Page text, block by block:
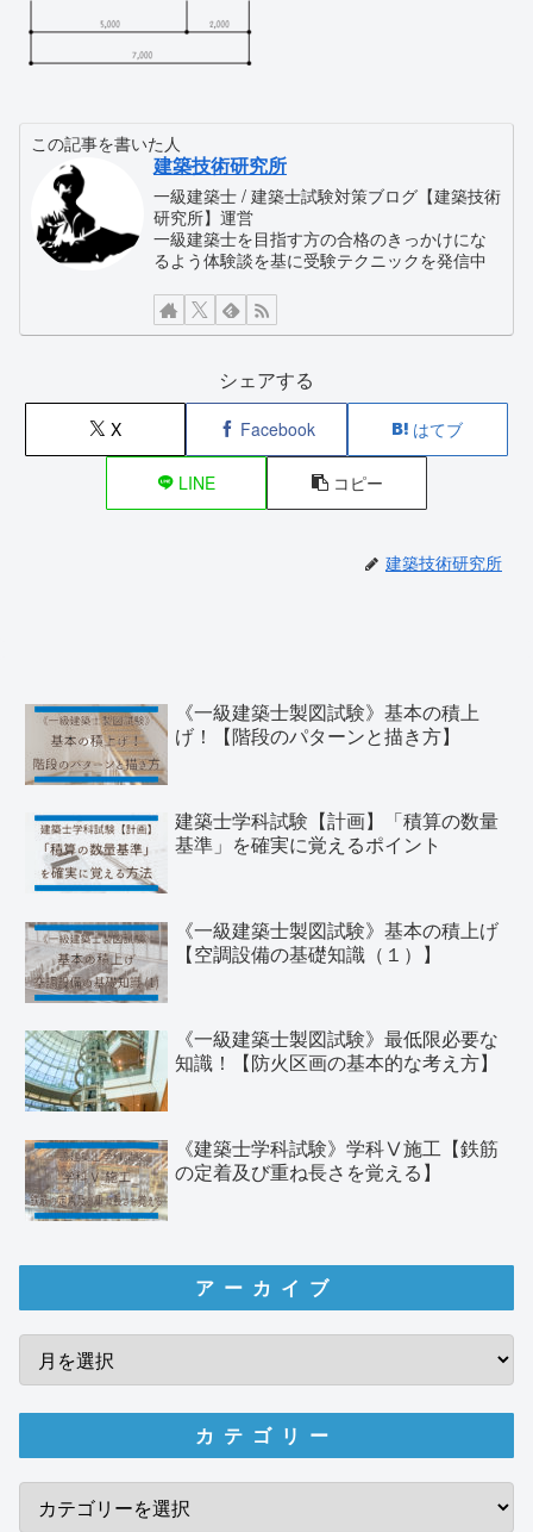
この記事を書いた人
建築技術研究所
一級建築士 / 建築士試験対策ブログ【建築技術
研究所】運営
一級建築士を目指す方の合格のきっかけにな
るよう体験談を基に受験テクニックを発信中
シェアする
X Facebook はてブ
LINE コピー
建築技術研究所
《一級建築士製図試験》基本の積上
げ！【階段のパターンと描き方】
建築士学科試験【計画】「積算の数量
基準」を確実に覚えるポイント
《一級建築士製図試験》基本の積上げ
【空調設備の基礎知識（１）】
《一級建築士製図試験》最低限必要な
知識！【防火区画の基本的な考え方】
《建築士学科試験》学科Ⅴ施工【鉄筋
の定着及び重ね長さを覚える】
アーカイブ
カテゴリー